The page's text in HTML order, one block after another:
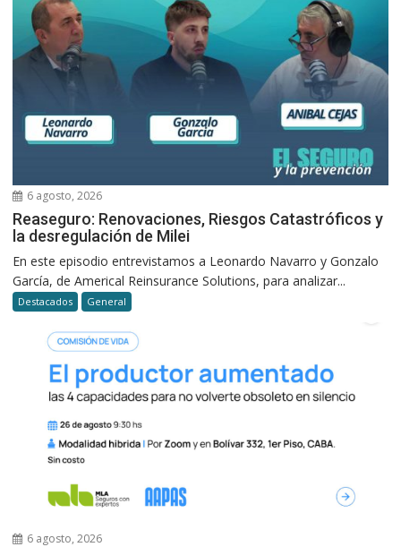
6 agosto, 2026
Reaseguro: Renovaciones, Riesgos Catastróficos y
la desregulación de Milei
En este episodio entrevistamos a Leonardo Navarro y Gonzalo
García, de Americal Reinsurance Solutions, para analizar...
Destacados General
6 agosto, 2026